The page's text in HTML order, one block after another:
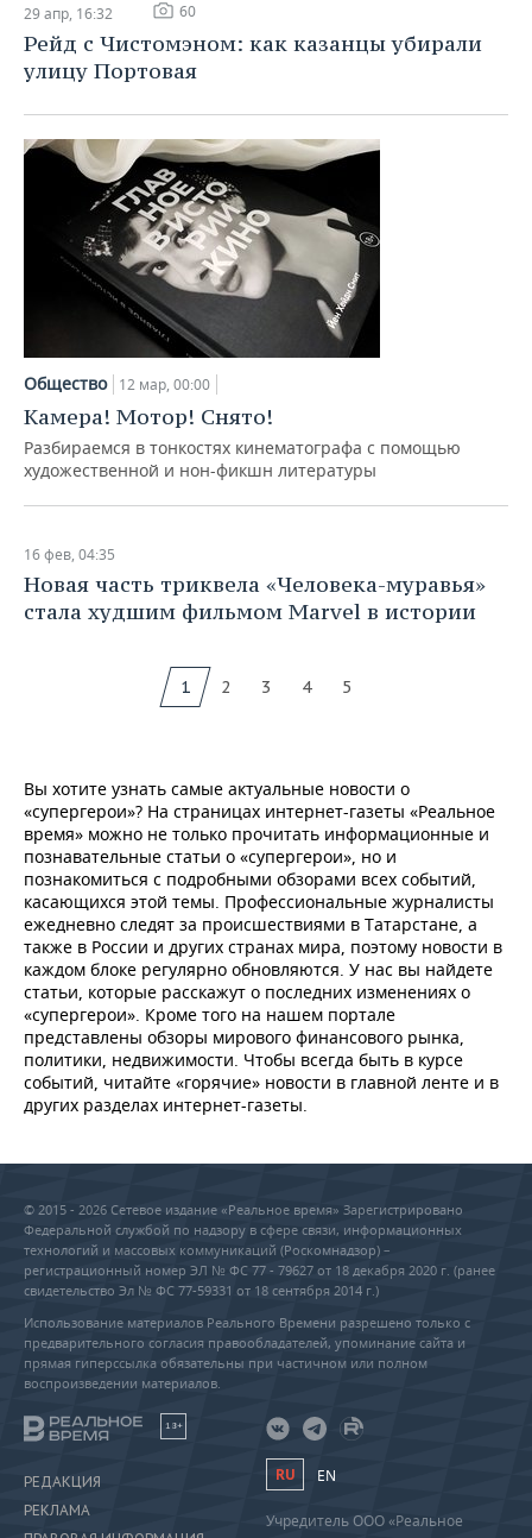
29 апр, 16:32 60
Рейд с Чистомэном: как казанцы убирали
улицу Портовая
Общество 12 мар, 00:00
Камера! Мотор! Снято!
Разбираемся в тонкостях кинематографа с помощью
художественной и нон-фикшн литературы
16 фев, 04:35
Новая часть триквела «Человека-муравья»
стала худшим фильмом Marvel в истории
1 2 3 4 5
Вы хотите узнать самые актуальные новости о
«супергерои»? На страницах интернет-газеты «Реальное
время» можно не только прочитать информационные и
познавательные статьи о «супергерои», но и
познакомиться с подробными обзорами всех событий,
касающихся этой темы. Профессиональные журналисты
ежедневно следят за происшествиями в Татарстане, а
также в России и других странах мира, поэтому новости в
каждом блоке регулярно обновляются. У нас вы найдете
статьи, которые расскажут о последних изменениях о
«супергерои». Кроме того на нашем портале
представлены обзоры мирового финансового рынка,
политики, недвижимости. Чтобы всегда быть в курсе
событий, читайте «горячие» новости в главной ленте и в
других разделах интернет-газеты.
© 2015 - 2026 Сетевое издание «Реальное время» Зарегистрировано
Федеральной службой по надзору в сфере связи, информационных
технологий и массовых коммуникаций (Роскомнадзор) –
регистрационный номер ЭЛ № ФС 77 - 79627 от 18 декабря 2020 г. (ранее
свидетельство Эл № ФС 77-59331 от 18 сентября 2014 г.)
Использование материалов Реального Времени разрешено только с
предварительного согласия правообладателей, упоминание сайта и
прямая гиперссылка обязательны при частичном или полном
воспроизведении материалов.
18+
РЕДАКЦИЯ
РЕКЛАМА
RU EN
Учредитель ООО «Реальное